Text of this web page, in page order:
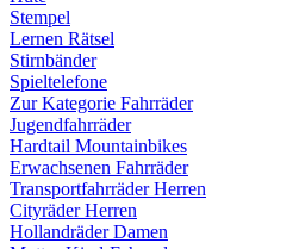
Stempel
Lernen Rätsel
Stirnbänder
Spieltelefone
Zur Kategorie Fahrräder
Jugendfahrräder
Hardtail Mountainbikes
Erwachsenen Fahrräder
Transportfahrräder Herren
Cityräder Herren
Hollandräder Damen